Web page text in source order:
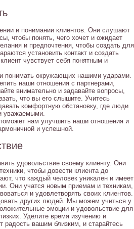
и понимании клиентов. Они слушают
чтобы понять, чего хочет и ожидает
и предпочтения, чтобы создать для
установить контакт и создать
чувствует себя понятным и
понимать окружающих нашими ударами.
наши отношения с партнерами,
внимательно и задавайте вопросы,
что вы его слышите. Учитесь
комфортную обстановку, где люди
уважаемыми.
нам улучшить наши отношения и
и успешной.
удовольствие своему клиенту. Они
чтобы довести клиента до
что каждый человек уникален и имеет
Они учатся новым приемам и техникам,
и удовлетворять своих клиентов.
других людей. Мы можем учиться у
эмоции и удовольствие для
Уделите время изучению и
радость вашим близким, и старайтесь